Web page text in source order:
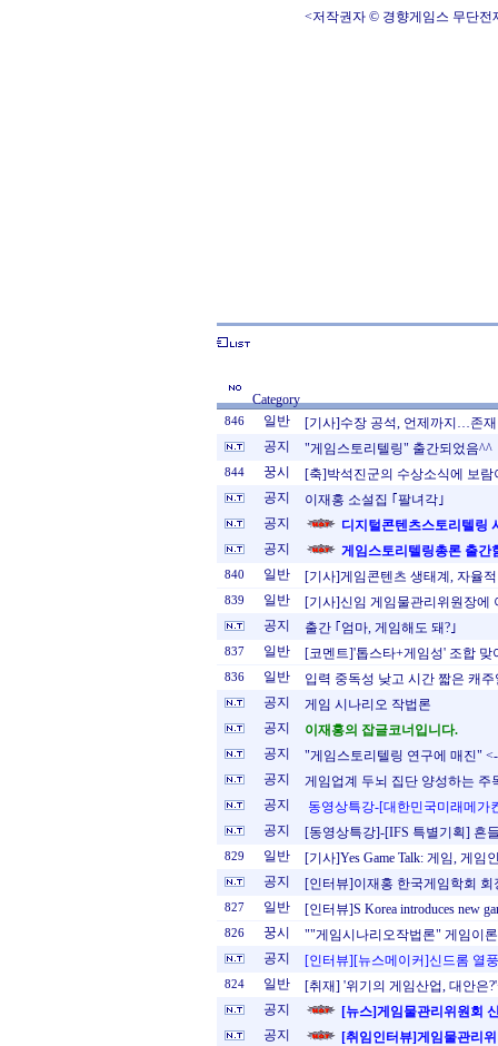
<저작권자 © 경향게임스 무단전
Category
846 일반
[기사]수장 공석, 언제까지…존
공지
"게임스토리텔링" 출간되었음^^
844 꿍시
[축]박석진군의 수상소식에 보람
공지
이재홍 소설집 ｢팔녀각｣
공지
디지털콘텐츠스토리텔링
공지
게임스토리텔링총론 출간
840 일반 [기사]게임콘텐츠 생태계, 자율
839 일반
[기사]신임 게임물관리위원장에
공지
출간 ｢엄마, 게임해도 돼?｣
837 일반 [코멘트]'톱스타+게임성' 조합
836 일반
입력 중독성 낮고 시간 짧은 캐
공지
게임 시나리오 작법론
공지
이재홍의 잡글코너입니다.
공지
"게임스토리텔링 연구에 매진"
공지
게임업계 두뇌 집단 양성하는
공지
동영상특강-[대한민국미래메가
공지
[동영상특강]-[IFS 특별기획] 흔
829 일반
[기사]Yes Game Talk: 게임, 게
공지
[인터뷰]이재홍 한국게임학회
827 일반 [인터뷰]S Korea introduces new
826 꿍시
""게임시나리오작법론" 게임이
공지
[인터뷰][뉴스메이커]신드롬 열
824 일반
[취재] '위기의 게임산업, 대안은
공지
[뉴스]게임물관리위원회
공지
[취임인터뷰]게임물관리